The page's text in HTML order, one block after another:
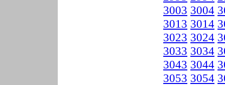
3003 3004
3013 3014
3023 3024
3033 3034
3043 3044
3053 3054